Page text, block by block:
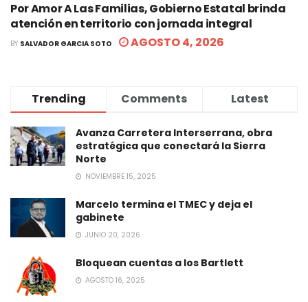
Por Amor A Las Familias, Gobierno Estatal brinda
atención en territorio con jornada integral
BY SALVADOR GARCIA SOTO AGOSTO 4, 2026
Trending Comments Latest
Avanza Carretera Interserrana, obra
estratégica que conectará la Sierra
Norte
NOVIEMBRE 15, 2025
Marcelo termina el TMEC y deja el
gabinete
JUNIO 20, 2026
Bloquean cuentas a los Bartlett
AGOSTO 16, 2025